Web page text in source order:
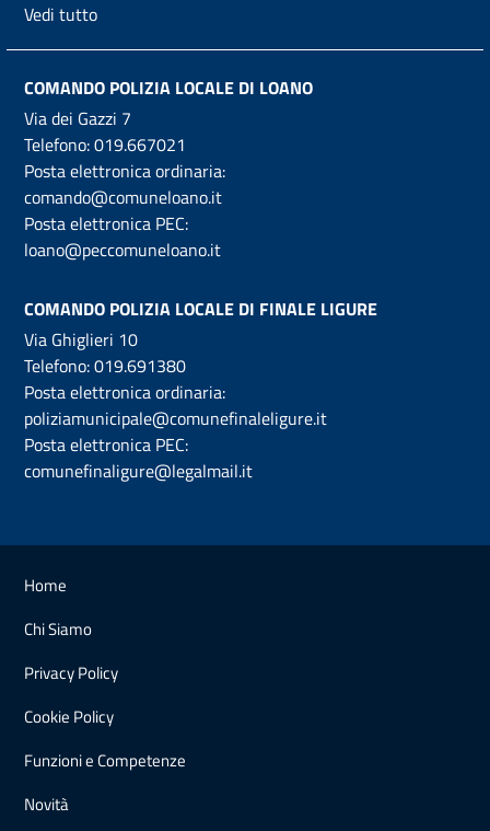
Vedi tutto
COMANDO POLIZIA LOCALE DI LOANO
Via dei Gazzi 7
Telefono:019.667021
Posta elettronica ordinaria:
comando@comuneloano.it
Posta elettronica PEC:
loano@peccomuneloano.it
COMANDO POLIZIA LOCALE DI FINALE LIGURE
Via Ghiglieri 10
Telefono:019.691380
Posta elettronica ordinaria:
poliziamunicipale@comunefinaleligure.it
Posta elettronica PEC:
comunefinaligure@legalmail.it
Home
Chi Siamo
Privacy Policy
Cookie Policy
Funzioni e Competenze
Novità